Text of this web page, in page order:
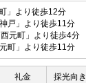
」より徒歩12分
戸」より徒歩11分
元町」より徒歩4分
町」より徒歩11分
礼金 採光向き